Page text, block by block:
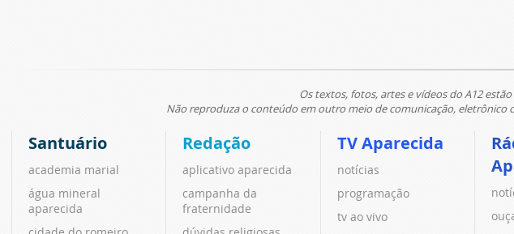
Os textos, fotos, artes e vídeos do A12
Não reproduza o conteúdo em outro meio de comunicação, eletrônico
Santuário
academia marial
água mineral
aparecida
Redação
aplicativo aparecida
campanha da
fraternidade
TV Aparecida
notícias
programação
tv ao vivo